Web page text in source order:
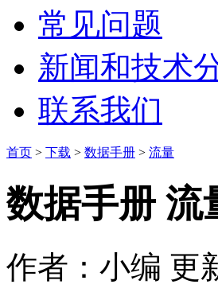
常见问题
新闻和技术
联系我们
首页 > 下载 > 数据手册 > 流量
数据手册 流
作者：小编 更